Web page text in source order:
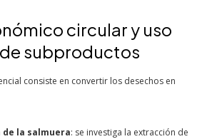
circular y uso
subproductos
consiste en convertir los desechos en
la salmuera: se investiga la extracción de